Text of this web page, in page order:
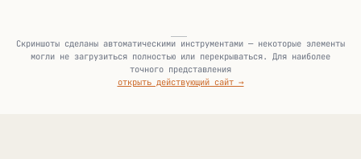
Скриншоты сделаны автоматическими инструментами — некоторые элементы
могли не загрузиться полностью или перекрываться. Для наиболее
точного представления
открыть действующий сайт →